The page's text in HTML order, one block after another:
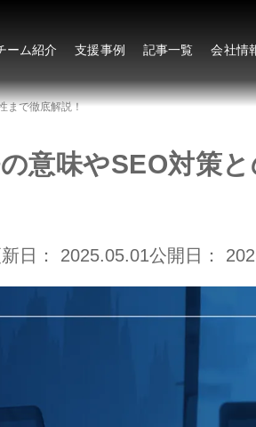
ーム紹介 支援事例 記事一覧 会社情
まで徹底解説！
意味やSEO対策
日： 2025.05.01公開日：